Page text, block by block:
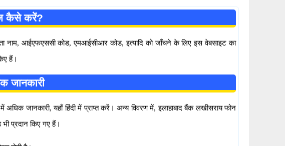
कैसे करें?
नाम, आईएफएससी कोड, एमआईसीआर कोड, इत्यादि को जाँचने के लिए इस वेबसाइट का
हैं।
जानकारी
जानकारी, यहाँ हिंदी में प्राप्त करें। अन्य विवरण में, इलाहाबाद बैंक लखीसराय फोन
प्रदान किए गए हैं।